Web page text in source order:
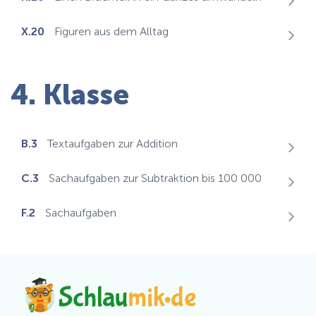
X.20 Figuren aus dem Alltag
4. Klasse
B.3 Textaufgaben zur Addition
C.3 Sachaufgaben zur Subtraktion bis 100 000
F.2 Sachaufgaben